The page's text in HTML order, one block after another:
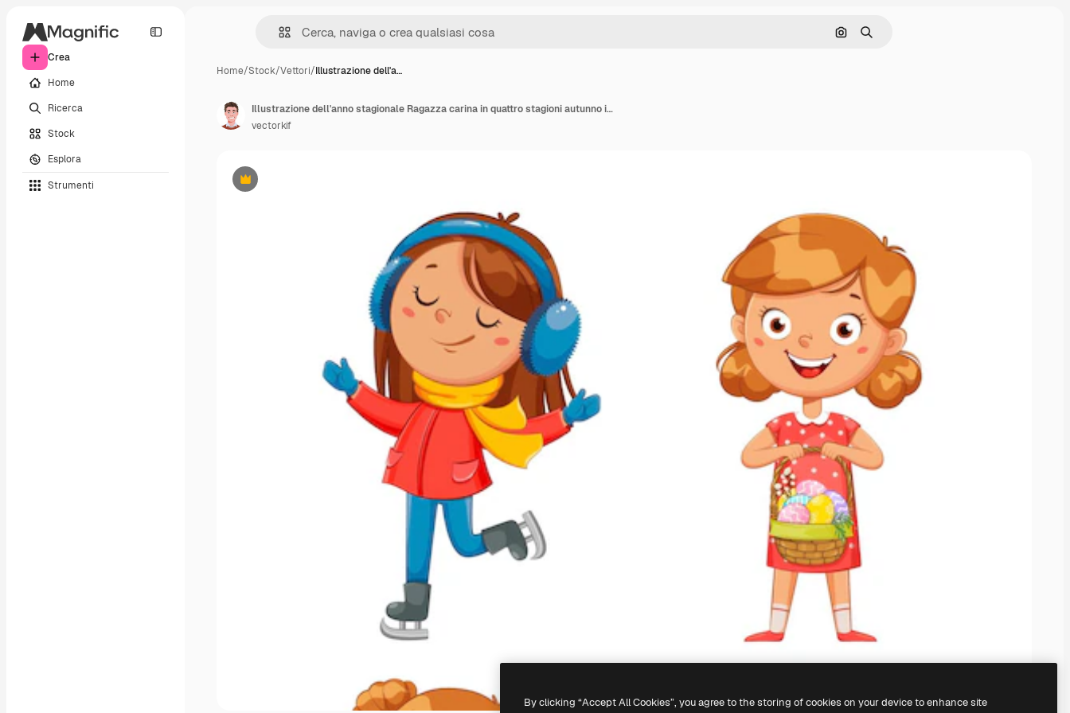
Crea
Home
Ricerca
Stock
Esplora
Strumenti
Cerca per immagine
Ricerca
Home/Stock/Vettori/Illustrazione dell'a…
Premium
Illustrazione dell'anno stagionale Ragazza carina in quattro stagioni autunno inverno primavera estate Bambina graziosa
vectorkif
By clicking “Accept All Cookies”, you agree to the storing of cookies on your device to enhance site